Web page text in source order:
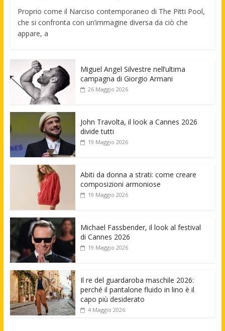
Proprio come il Narciso contemporaneo di The Pitti Pool,
che si confronta con un’immagine diversa da ciò che
appare, a
Miguel Angel Silvestre nell’ultima
campagna di Giorgio Armani
26 Maggio 2026
John Travolta, il look a Cannes 2026
divide tutti
19 Maggio 2026
Abiti da donna a strati: come creare
composizioni armoniose
19 Maggio 2026
Michael Fassbender, il look al festival
di Cannes 2026
19 Maggio 2026
Il re del guardaroba maschile 2026:
perché il pantalone fluido in lino è il
capo più desiderato
4 Maggio 2026